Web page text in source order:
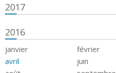
2017
2016
janvier février
avril
juin